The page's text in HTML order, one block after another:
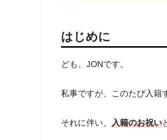
はじめに
ども、JONです。
私事ですが、このたび入籍
それに伴い、 入籍のお祝い